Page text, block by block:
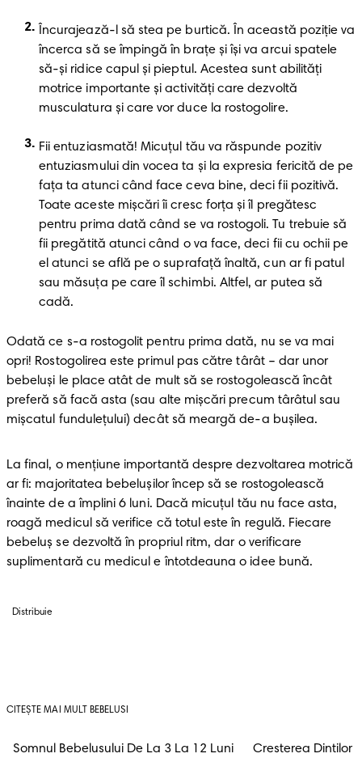
Încurajează-l să stea pe burtică. În această poziție va
încerca să se împingă în brațe și își va arcui spatele
să-și ridice capul și pieptul. Acestea sunt abilități
motrice importante și activități care dezvoltă
musculatura și care vor duce la rostogolire.
Fii entuziasmată! Micuțul tău va răspunde pozitiv
entuziasmului din vocea ta și la expresia fericită de pe
fața ta atunci când face ceva bine, deci fii pozitivă.
Toate aceste mișcări îi cresc forța și îl pregătesc
pentru prima dată când se va rostogoli. Tu trebuie să
fii pregătită atunci când o va face, deci fii cu ochii pe
el atunci se află pe o suprafață înaltă, cun ar fi patul
sau măsuța pe care îl schimbi. Altfel, ar putea să
cadă.
Odată ce s-a rostogolit pentru prima dată, nu se va mai
opri! Rostogolirea este primul pas către târât – dar unor
bebeluși le place atât de mult să se rostogolească încât
preferă să facă asta (sau alte mișcări precum târâtul sau
mișcatul fundulețului) decât să meargă de-a buşilea.
La final, o mențiune importantă despre dezvoltarea motrică
ar fi: majoritatea bebelușilor încep să se rostogolească
înainte de a împlini 6 luni. Dacă micuțul tău nu face asta,
roagă medicul să verifice că totul este în regulă. Fiecare
bebeluș se dezvoltă în propriul ritm, dar o verificare
suplimentară cu medicul e întotdeauna o idee bună.
Distribuie
CITEȘTE MAI MULT BEBELUSI
Somnul Bebelusului De La 3 La 12 Luni Cresterea Dintilor